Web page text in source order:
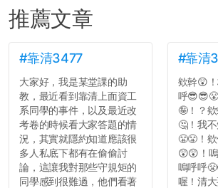
推薦文章
#靠清3477
大家好，我是某堂課的助
教，最近看到靠清上面資工
系同學的事件，以及最近改
考卷的時候看大家答題的情
況，其實就隱約知道應該很
多人私底下都有在偷偷討
論，這讓我對那些守規矩的
同學感到很難過，他們看著
#靠清
欸幹😲
呼
🤪！？
🤔！我
😤😤！
😲😲！
嗚呼呼
喔！清